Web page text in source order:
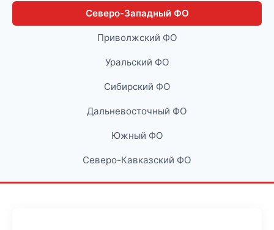
Северо-Западный ФО
Приволжский ФО
Уральский ФО
Сибирский ФО
Дальневосточный ФО
Южный ФО
Северо-Кавказский ФО